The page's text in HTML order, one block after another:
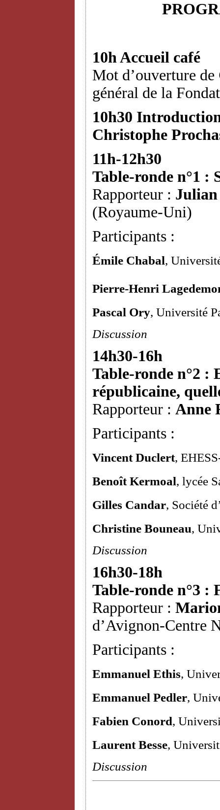
10h Accueil café
Mot d’ouverture de
général de la
10h30
Christophe
11h-12h30
Table-ronde n°1 :
Rapporteur :
(Royaume-Uni)
Participants :
Émile Chabal,
Pierre-Henri
Pascal Ory, Université
Discussion
14h30-16h
Table-ronde n°2
républicaine,
Rapporteur : Anne
Participants :
Vincent Duclert,
Benoît Kermoal, lycée
Gilles Candar, Société
Christine Bouneau,
Discussion
16h30-18h
Table-ronde n°3 :
Rapporteur :
d’Avignon-Centre
Participants :
Emmanuel Ethis,
Emmanuel Pedler,
Fabien Conord,
Laurent Besse,
Discussion